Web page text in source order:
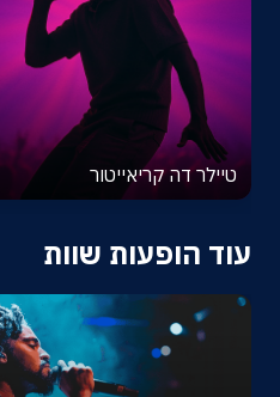
טיילר דה קריאייטור
עוד הופעות שוות